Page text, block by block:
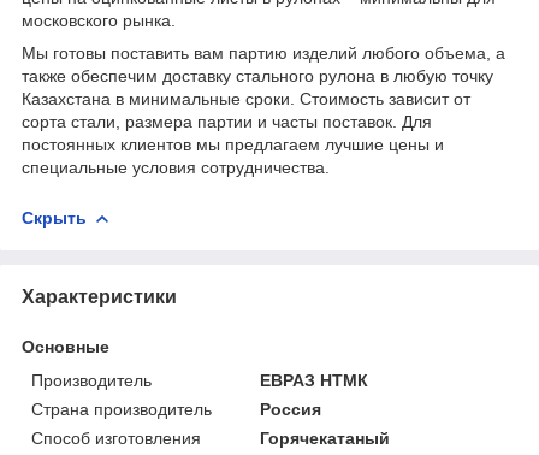
московского рынка.
Мы готовы поставить вам партию изделий любого объема, а
также обеспечим доставку стального рулона в любую точку
Казахстана в минимальные сроки. Стоимость зависит от
сорта стали, размера партии и часты поставок. Для
постоянных клиентов мы предлагаем лучшие цены и
специальные условия сотрудничества.
Скрыть
Характеристики
Основные
Производитель
ЕВРАЗ НТМК
Страна производитель
Россия
Способ изготовления
Горячекатаный